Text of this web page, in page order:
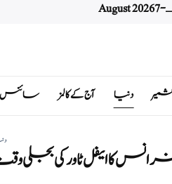
دنیا آج کے کالمز سائنس
کا ایفل ٹاور کی بجلی